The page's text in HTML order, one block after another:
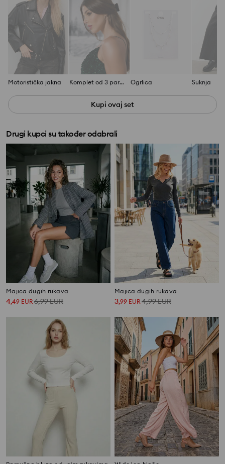
Motoristička jakna Komplet od 3 para naušnica Ogrlica Suknja
Kupi ovaj set
Drugi kupci su također odabrali
Majica dugih rukava
4,49 EUR6,99EUR
Majica dugih rukava
3,99 EUR4,99EUR